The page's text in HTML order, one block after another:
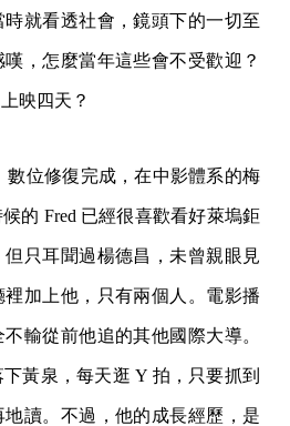
就看透社會，鏡頭下的一切至
，怎麼當年這些會不受歡迎？
映四天？
數位修復完成，在中影體系的梅
的 Fred 已經很喜歡看好萊塢鉅
但只耳聞過楊德昌，未曾親眼見
加上他，只有兩個人。電影播
輸從前他追的其他國際大導。
黃泉，每天逛 Y 拍，只要抓到
讀。不過，他的成長經歷，是